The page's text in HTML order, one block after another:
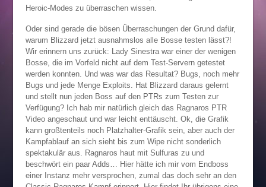
Heroic-Modes zu überraschen wissen.
Oder sind gerade die bösen Überraschungen der Grund dafür,
warum Blizzard jetzt ausnahmslos alle Bosse testen lässt?!
Wir erinnern uns zurück: Lady Sinestra war einer der wenigen
Bosse, die im Vorfeld nicht auf dem Test-Servern getestet
werden konnten. Und was war das Resultat? Bugs, noch mehr
Bugs und jede Menge Exploits. Hat Blizzard daraus gelernt
und stellt nun jeden Boss auf den PTRs zum Testen zur
Verfügung? Ich hab mir natürlich gleich das Ragnaros PTR
Video angeschaut und war leicht enttäuscht. Ok, die Grafik
kann großtenteils noch Platzhalter-Grafik sein, aber auch der
Kampfablauf an sich sieht bis zum Wipe nicht sonderlich
spektakulär aus. Ragnaros haut mit Sulfuras zu und
beschwört ein paar Adds… Hier hätte ich mir vom Endboss
einer Instanz mehr versprochen, zumal das doch sehr an den